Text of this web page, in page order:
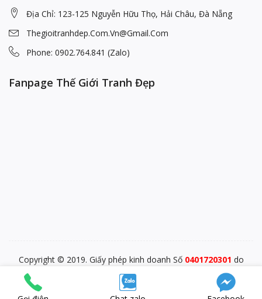
Địa Chỉ: 123-125 Nguyễn Hữu Thọ, Hải Châu, Đà Nẵng
Thegioitranhdep.com.vn@gmail.com
Phone: 0902.764.841 (Zalo)
Fanpage Thế Giới Tranh Đẹp
Copyright © 2019. Giấy phép kinh doanh Số 0401720301 do
PĐKKD Sở KHĐT TP. Đà Nẵng cấp ngày 28/12/2015